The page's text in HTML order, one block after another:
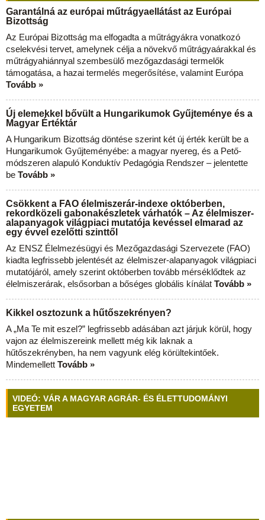
Garantálná az európai műtrágyaellátást az Európai
Bizottság
Az Európai Bizottság ma elfogadta a műtrágyákra vonatkozó
cselekvési tervet, amelynek célja a növekvő műtrágyaárakkal és
műtrágyahiánnyal szembesülő mezőgazdasági termelők
támogatása, a hazai termelés megerősítése, valamint Európa
Tovább »
Új elemekkel bővült a Hungarikumok Gyűjteménye és a
Magyar Értéktár
A Hungarikum Bizottság döntése szerint két új érték került be a
Hungarikumok Gyűjteményébe: a magyar nyereg, és a Pető-
módszeren alapuló Konduktív Pedagógia Rendszer – jelentette
be Tovább »
Csökkent a FAO élelmiszerár-indexe októberben,
rekordközeli gabonakészletek várhatók – Az élelmiszer-
alapanyagok világpiaci mutatója kevéssel elmarad az
egy évvel ezelőtti szinttől
Az ENSZ Élelmezésügyi és Mezőgazdasági Szervezete (FAO)
kiadta legfrissebb jelentését az élelmiszer-alapanyagok világpiaci
mutatójáról, amely szerint októberben tovább mérséklődtek az
élelmiszerárak, elsősorban a bőséges globális kínálat Tovább »
Kikkel osztozunk a hűtőszekrényen?
A „Ma Te mit eszel?” legfrissebb adásában azt járjuk körül, hogy
vajon az élelmiszereink mellett még kik laknak a
hűtőszekrényben, ha nem vagyunk elég körültekintőek.
Mindemellett Tovább »
VIDEÓ: VÁR A MAGYAR AGRÁR- ÉS ÉLETTUDOMÁNYI
EGYETEM